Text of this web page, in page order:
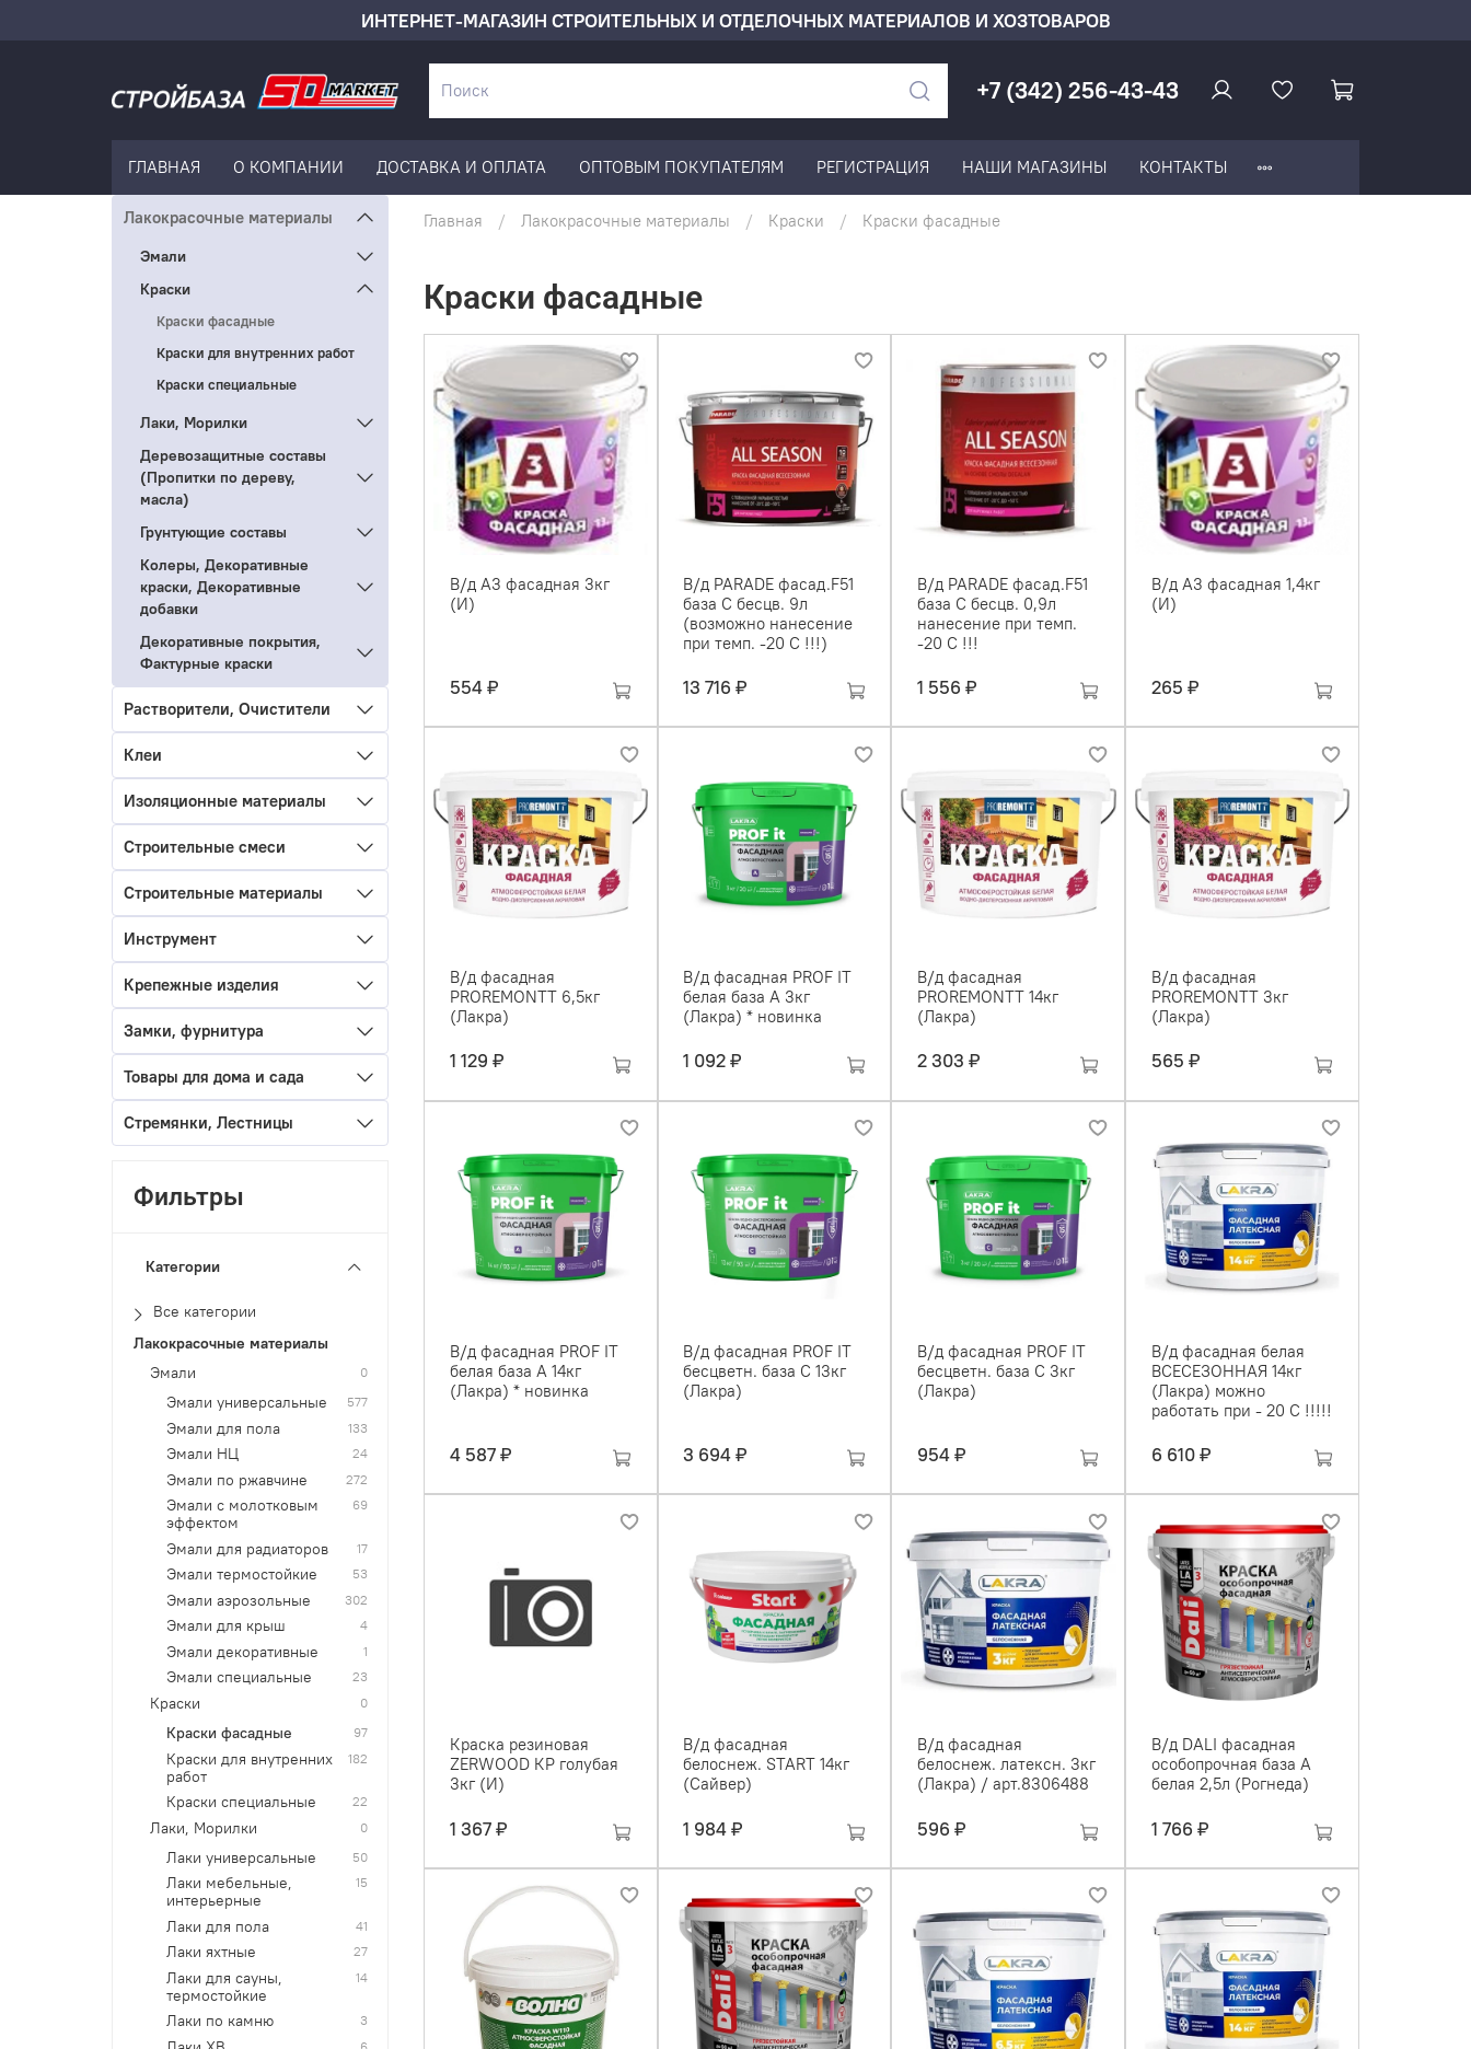
ИНТЕРНЕТ-МАГАЗИН СТРОИТЕЛЬНЫХ И ОТДЕЛОЧНЫХ МАТЕРИАЛОВ И ХОЗТОВАРОВ
+7 (342) 256-43-43
ГЛАВНАЯ О КОМПАНИИ ДОСТАВКА И ОПЛАТА ОПТОВЫМ ПОКУПАТЕЛЯМ РЕГИСТРАЦИЯ НАШИ МАГАЗИНЫ КОНТАКТЫ
Главная Лакокрасочные материалы Краски Краски фасадные
Краски фасадные
В/д А3 фасадная 3кг
(И)
554 ₽
В/д PARADE фасад.F51
база С бесцв. 9л
(возможно нанесение
при темп. -20 C !!!)
13 716 ₽
В/д PARADE фасад.F51
база С бесцв. 0,9л
нанесение при темп.
-20 C !!!
1 556 ₽
В/д А3 фасадная 1,4кг
(И)
265 ₽
В/д фасадная
PROREMONТT 6,5кг
(Лакра)
1 129 ₽
В/д фасадная PROF IT
белая база А 3кг
(Лакра) * новинка
1 092 ₽
В/д фасадная
PROREMONТT 14кг
(Лакра)
2 303 ₽
В/д фасадная
PROREMONТT 3кг
(Лакра)
565 ₽
В/д фасадная PROF IT
белая база А 14кг
(Лакра) * новинка
4 587 ₽
В/д фасадная PROF IT
бесцветн. база С 13кг
(Лакра)
3 694 ₽
В/д фасадная PROF IT
бесцветн. база С 3кг
(Лакра)
954 ₽
В/д фасадная белая
ВСЕСЕЗОННАЯ 14кг
(Лакра) можно
работать при - 20 С !!!!!
6 610 ₽
Краска резиновая
ZERWOOD КР голубая
3кг (И)
1 367 ₽
В/д фасадная
белоснеж. START 14кг
(Сайвер)
1 984 ₽
В/д фасадная
белоснеж. латексн. 3кг
(Лакра) / арт.8306488
596 ₽
В/д DALI фасадная
особопрочная база А
белая 2,5л (Рогнеда)
1 766 ₽
Лакокрасочные материалы
Эмали
Краски
Краски фасадные
Краски для внутренних работ
Краски специальные
Лаки, Морилки
Деревозащитные составы
(Пропитки по дереву,
масла)
Грунтующие составы
Колеры, Декоративные
краски, Декоративные
добавки
Декоративные покрытия,
Фактурные краски
Растворители, Очистители
Клеи
Изоляционные материалы
Строительные смеси
Строительные материалы
Инструмент
Крепежные изделия
Замки, фурнитура
Товары для дома и сада
Стремянки, Лестницы
Фильтры
Категории
Все категории
Лакокрасочные материалы
Эмали
0
Эмали универсальные 577
Эмали для пола 133
Эмали НЦ 24
Эмали по ржавчине 272
Эмали с молотковым
эффектом
69
Эмали для радиаторов 17
Эмали термостойкие 53
Эмали аэрозольные 302
Эмали для крыш 4
Эмали декоративные 1
Эмали специальные 23
Краски 0
Краски фасадные 97
Краски для внутренних
работ
182
Краски специальные 22
Лаки, Морилки 0
Лаки универсальные 50
Лаки мебельные,
интерьерные
15
Лаки для пола 41
Лаки яхтные 27
Лаки для сауны,
термостойкие
14
Лаки по камню 3